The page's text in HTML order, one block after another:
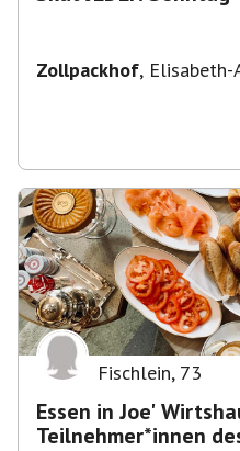
Zollpackhof,
Fischlein, 73
Essen in Joe'
Teilnehmer*innen